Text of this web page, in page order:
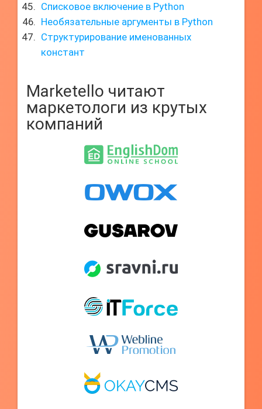
Списковое включение в Python
Необязательные аргументы в Python
Структурирование именованных
констант
Marketello читают
маркетологи из крутых
компаний